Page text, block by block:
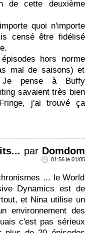
de cette deuxième
quoi n'importe
censé être fidélisé
hors norme
mal de saisons) et
Je pense à Buffy
savaient très bien
j'ai trouvé ça
par Domdom
01:56 le 01/05
... le World
Dynamics est de
et Nina utilise un
environnement des
c'est pas sérieux